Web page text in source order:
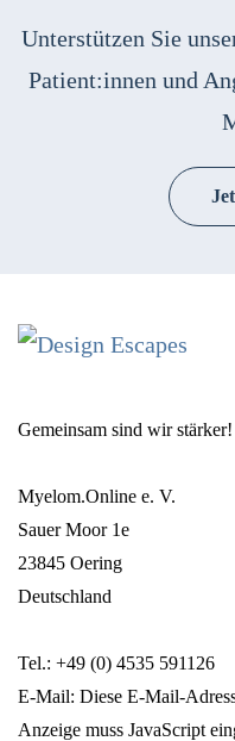
Unterstützen Sie
Patient:innen und
Gemeinsam sind wir stärker!
Myelom.Online e. V.
Sauer Moor 1e
23845 Oering
Deutschland
Tel.: +49 (0) 4535 591126
E-Mail: Diese E-Mail-
Anzeige muss JavaScript